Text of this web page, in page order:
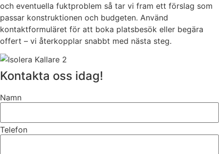
och eventuella fuktproblem så tar vi fram ett förslag som
passar konstruktionen och budgeten. Använd
kontaktformuläret för att boka platsbesök eller begära
offert – vi återkopplar snabbt med nästa steg.
Kontakta oss idag!
Namn
Telefon